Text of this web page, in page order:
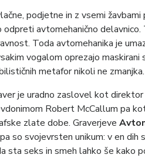
podjetne in z vsemi
odpreti avtomehanično
Toda avtomehanika je
vogalom oprezajo
metafor nikoli ne zmanjka.
je uradno zaslovel kot
Robert McCallum pa
zlate dobe. Graverjeve
so svojevrsten unikum: v en
sta seks in smeh lahko še kako